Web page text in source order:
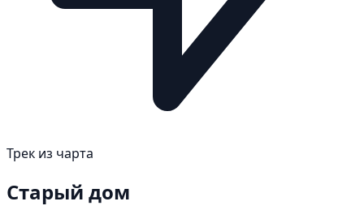
Трек из чарта
Старый дом